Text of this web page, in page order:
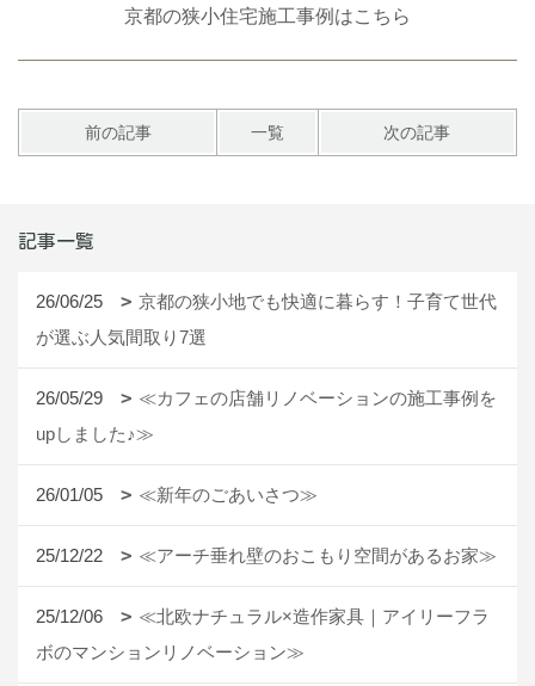
京都の狭小住宅施工事例はこちら
前の記事 一覧 次の記事
記事一覧
26/06/25
京都の狭小地でも快適に暮らす！子育て世代
が選ぶ人気間取り7選
26/05/29
≪カフェの店舗リノベーションの施工事例を
upしました♪≫
26/01/05 ≪新年のごあいさつ≫
25/12/22 ≪アーチ垂れ壁のおこもり空間があるお家≫
25/12/06
≪北欧ナチュラル×造作家具｜アイリーフラ
ボのマンションリノベーション≫